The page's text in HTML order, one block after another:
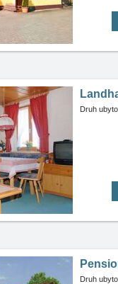
Druh
Druh